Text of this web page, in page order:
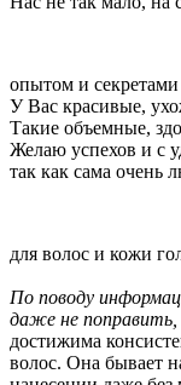
опытом и секретами
У Вас красивые,
Такие объемные,
Желаю успехов и с
так как сама очень
для волос и кожи
По поводу
даже не
достижима
волос. Она бывает